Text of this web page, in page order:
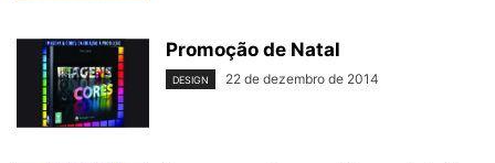
Promoção de Natal
DESIGN 22 de dezembro de 2014